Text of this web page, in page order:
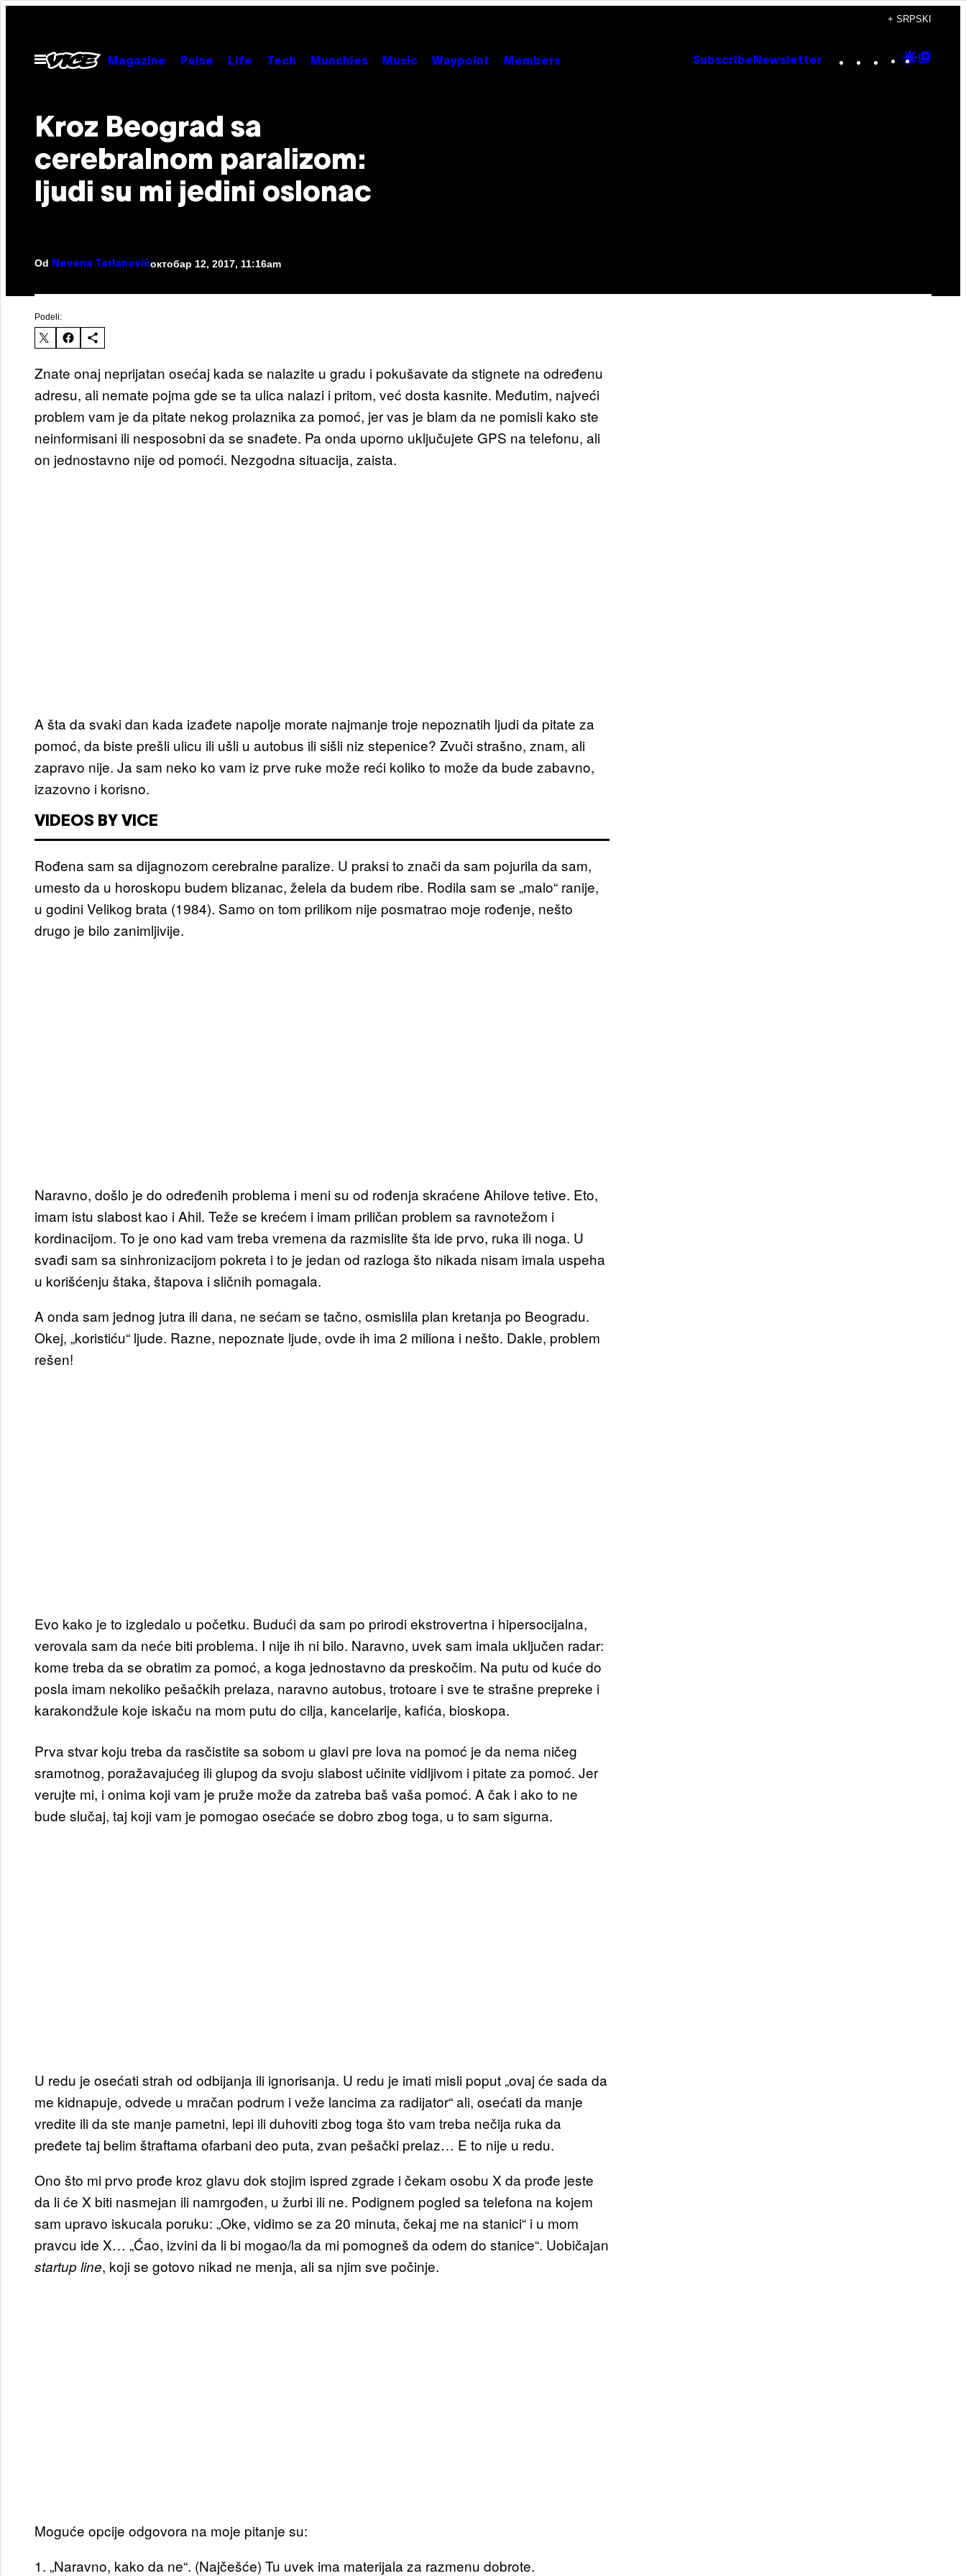
садржај
+ SRPSKI
Otvori
Meni
Magazine Pulse Life Tech Munchies Music Waypoint Members Subscribe Newsletter Instagram
TikTok
YouTube
Google
Kroz Beograd sa
cerebralnom paralizom:
ljudi su mi jedini oslonac
Od Nevena Tarlanovićоктобар 12, 2017, 11:16am
Podeli:
Znate onaj neprijatan osećaj kada se nalazite u gradu i pokušavate da stignete na određenu
adresu, ali nemate pojma gde se ta ulica nalazi i pritom, već dosta kasnite. Međutim, najveći
problem vam je da pitate nekog prolaznika za pomoć, jer vas je blam da ne pomisli kako ste
neinformisani ili nesposobni da se snađete. Pa onda uporno uključujete GPS na telefonu, ali
on jednostavno nije od pomoći. Nezgodna situacija, zaista.
A šta da svaki dan kada izađete napolje morate najmanje troje nepoznatih ljudi da pitate za
pomoć, da biste prešli ulicu ili ušli u autobus ili sišli niz stepenice? Zvuči strašno, znam, ali
zapravo nije. Ja sam neko ko vam iz prve ruke može reći koliko to može da bude zabavno,
izazovno i korisno.
VIDEOS BY VICE
Rođena sam sa dijagnozom cerebralne paralize. U praksi to znači da sam pojurila da sam,
umesto da u horoskopu budem blizanac, želela da budem ribe. Rodila sam se „malo“ ranije,
u godini Velikog brata (1984). Samo on tom prilikom nije posmatrao moje rođenje, nešto
drugo je bilo zanimljivije.
Naravno, došlo je do određenih problema i meni su od rođenja skraćene Ahilove tetive. Eto,
imam istu slabost kao i Ahil. Teže se krećem i imam priličan problem sa ravnotežom i
kordinacijom. To je ono kad vam treba vremena da razmislite šta ide prvo, ruka ili noga. U
svađi sam sa sinhronizacijom pokreta i to je jedan od razloga što nikada nisam imala uspeha
u korišćenju štaka, štapova i sličnih pomagala.
A onda sam jednog jutra ili dana, ne sećam se tačno, osmislila plan kretanja po Beogradu.
Okej, „koristiću“ ljude. Razne, nepoznate ljude, ovde ih ima 2 miliona i nešto. Dakle, problem
rešen!
Evo kako je to izgledalo u početku. Budući da sam po prirodi ekstrovertna i hipersocijalna,
verovala sam da neće biti problema. I nije ih ni bilo. Naravno, uvek sam imala uključen radar:
kome treba da se obratim za pomoć, a koga jednostavno da preskočim. Na putu od kuće do
posla imam nekoliko pešačkih prelaza, naravno autobus, trotoare i sve te strašne prepreke i
karakondžule koje iskaču na mom putu do cilja, kancelarije, kafića, bioskopa.
Prva stvar koju treba da rasčistite sa sobom u glavi pre lova na pomoć je da nema ničeg
sramotnog, poražavajućeg ili glupog da svoju slabost učinite vidljivom i pitate za pomoć. Jer
verujte mi, i onima koji vam je pruže može da zatreba baš vaša pomoć. A čak i ako to ne
bude slučaj, taj koji vam je pomogao osećaće se dobro zbog toga, u to sam sigurna.
U redu je osećati strah od odbijanja ili ignorisanja. U redu je imati misli poput „ovaj će sada da
me kidnapuje, odvede u mračan podrum i veže lancima za radijator“ ali, osećati da manje
vredite ili da ste manje pametni, lepi ili duhoviti zbog toga što vam treba nečija ruka da
pređete taj belim štraftama ofarbani deo puta, zvan pešački prelaz… E to nije u redu.
Ono što mi prvo prođe kroz glavu dok stojim ispred zgrade i čekam osobu X da prođe jeste
da li će X biti nasmejan ili namrgođen, u žurbi ili ne. Podignem pogled sa telefona na kojem
sam upravo iskucala poruku: „Oke, vidimo se za 20 minuta, čekaj me na stanici“ i u mom
pravcu ide X… „Ćao, izvini da li bi mogao/la da mi pomogneš da odem do stanice“. Uobičajan
startupline, koji se gotovo nikad ne menja, ali sa njim sve počinje.
Moguće opcije odgovora na moje pitanje su:
1. „Naravno, kako da ne“. (Najčešće) Tu uvek ima materijala za razmenu dobrote.